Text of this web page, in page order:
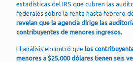
estadísticas del IRS que cubren las
federales sobre la renta hasta febrero
revelan que la agencia dirige las
contribuyentes de menores ingresos.
El análisis encontró que los
menores a $25,000 dólares tienen seis